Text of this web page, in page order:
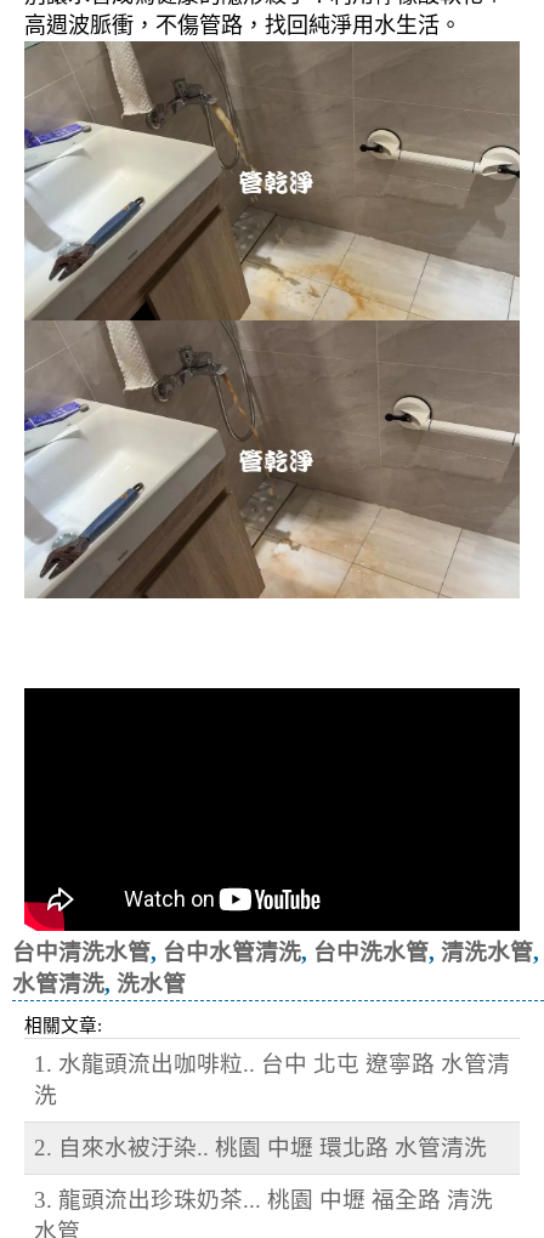
高週波脈衝，不傷管路，找回純淨用水生活。
台中清洗水管, 台中水管清洗, 台中洗水管, 清洗水管,
水管清洗, 洗水管
相關文章:
1. 水龍頭流出咖啡粒.. 台中 北屯 遼寧路 水管清
洗
2. 自來水被汙染.. 桃園 中壢 環北路 水管清洗
3. 龍頭流出珍珠奶茶... 桃園 中壢 福全路 清洗
水管